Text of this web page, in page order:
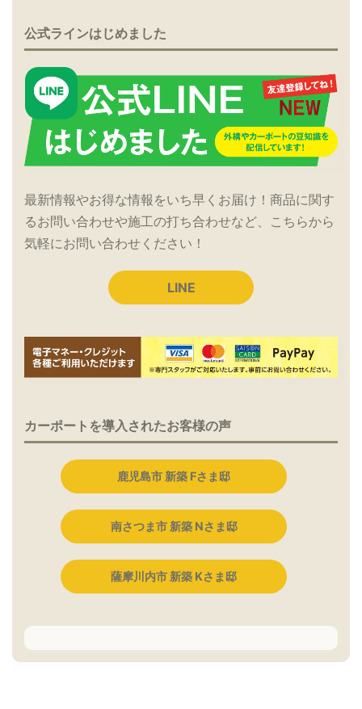
公式ラインはじめました
最新情報やお得な情報をいち早くお届け！商品に関す
るお問い合わせや施工の打ち合わせなど、こちらから
気軽にお問い合わせください！
LINE
カーポートを導入されたお客様の声
鹿児島市 新築 Fさま邸
南さつま市 新築 Nさま邸
薩摩川内市 新築 Kさま邸